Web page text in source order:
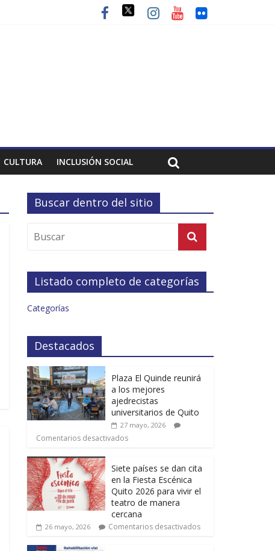
CULTURA INCLUSIÓN SOCIAL
Buscar dentro del sitio
Listado completo de categorías
Categorías
Destacados
Plaza El Quinde reunirá
a los mejores
ajedrecistas
universitarios de Quito
27 mayo, 2026
Comentarios desactivados
Siete países se dan cita
en la Fiesta Escénica
Quito 2026 para vivir el
teatro de manera
cercana
26 mayo, 2026 Comentarios desactivados